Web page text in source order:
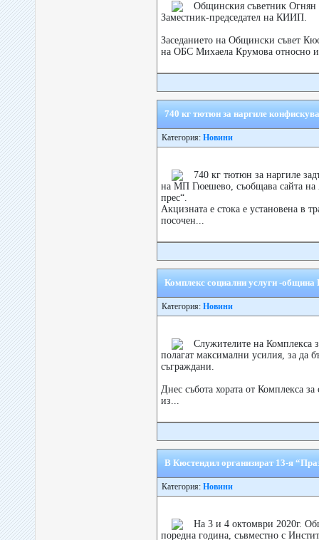
Общинския съветник Огнян
Заместник-председател на КИИП.
Заседанието на Общински съвет
на ОБС Михаела Крумова относно
740 кг тютюн за наргиле
Категория: Новини
740 кг тютюн за наргиле
на МП Гюешево, съобщава сайта на
прeс“.
Акцизната е стока е установена в
посочен...
Комплекс социални услуги -община
Категория: Новини
Служителите на Комплекса
полагат максимални усилия, за да
съграждани.
Днес събота хората от Комплекса
из...
В Кюстендил организират 13-я
Категория: Новини
На 3 и 4 октомври 2020г.
поредна година, съвместно с